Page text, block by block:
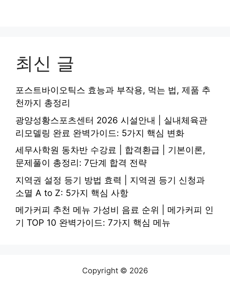
최신 글
포스트바이오틱스 효능과 부작용, 먹는 법, 제품 추
천까지 총정리
광양성황스포츠센터 2026 시설안내 | 실내체육관
리모델링 완료 완벽가이드: 5가지 핵심 변화
세무사학원 동차반 수강료 | 합격환급 | 기본이론,
문제풀이 총정리: 7단계 합격 전략
지역권 설정 등기 방법 효력 | 지역권 등기 신청과
소멸 A to Z: 5가지 핵심 사항
메가커피 추천 메뉴 가성비 음료 순위 | 메가커피 인
기 TOP 10 완벽가이드: 7가지 핵심 메뉴
Copyright © 2026